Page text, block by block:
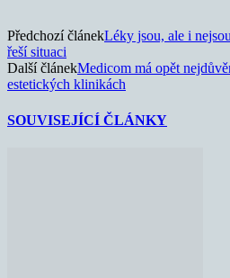
Předchozí článekLéky jsou, ale i
řeší situaci
Další článekMedicom má opět
estetických klinikách
SOUVISEJÍCÍ ČLÁNKY